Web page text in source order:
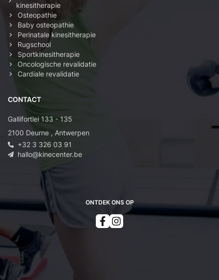
ONTDEK ONS OP
kinesitherapie
Osteopathie
Baby osteopathie
Perinatale kinesitherapie
Rugschool
Sportkinesitherapie
Oncologische revalidatie
Cardiale revalidatie
CONTACT
Gallifortlei 133 - 135
2100 Deurne , Antwerpen
+32 3 326 03 91
hallo@kinecenter.be